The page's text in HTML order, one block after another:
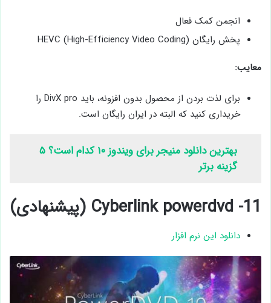
انجمن کمک فعال
پخش رایگان HEVC (High-Efficiency Video Coding)
معایب:
برای لذت بردن از محصول بدون افزونه، باید DivX pro را
خریداری کنید که البته در ایران رایگان است.
بهترین دانلود منیجر برای ویندوز ۱۰ کدام است؟ ۵
گزینه برتر
11- Cyberlink powerdvd (پیشنهادی)
دانلود این نرم افزار